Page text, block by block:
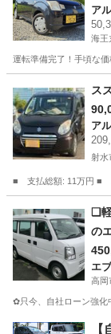
ア
海王
運転準備完了！手頃な
ス
ア
射水
■ 支払総額: 11万円 ■
❑
の
エ
高岡
✿只今、自社ローン強
富山 高岡市